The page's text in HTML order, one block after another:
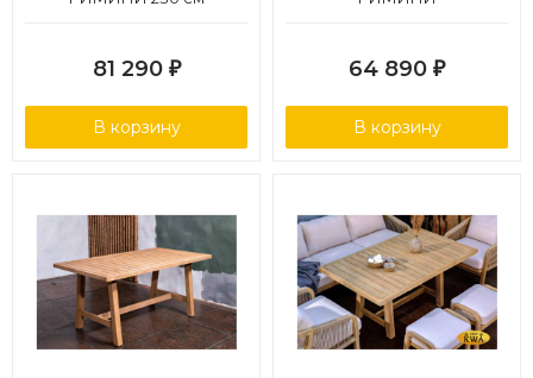
81 290 ₽
В корзину
64 890 ₽
В корзину